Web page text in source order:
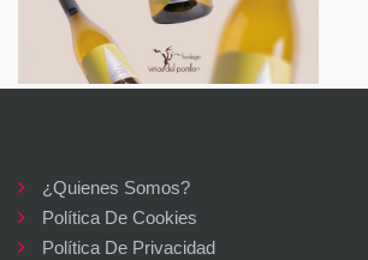
¿Quienes Somos?
Política De Cookies
Política De Privacidad